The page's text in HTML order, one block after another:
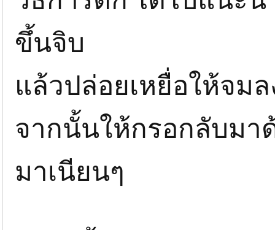
ขึ้นจิบ
แล้วปล่อยเหยื่อให้จม
จากนั้นให้กรอกลับมา
มาเนียนๆ